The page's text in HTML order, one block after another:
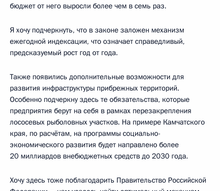
бюджет от него выросли более чем в семь раз.
Я хочу подчеркнуть, что в законе заложен механизм
ежегодной индексации, что означает справедливый,
предсказуемый рост год от года.
Также появились дополнительные возможности для
развития инфраструктуры прибрежных территорий.
Особенно подчеркну здесь те обязательства, которые
предприятия берут на себя в рамках перезакрепления
лососевых рыболовных участков. На примере Камчатского
края, по расчётам, на программы социально-
экономического развития будет направлено более
20 миллиардов внебюджетных средств до 2030 года.
Хочу здесь тоже поблагодарить Правительство Российской